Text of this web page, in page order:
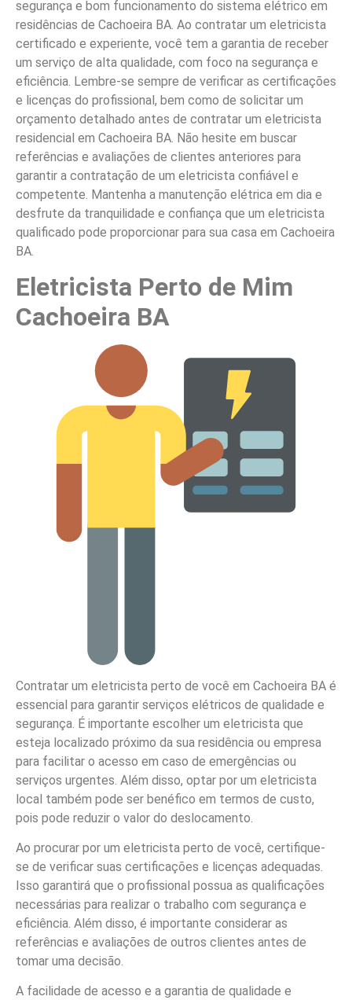
segurança e bom funcionamento do sistema elétrico em
residências de Cachoeira BA. Ao contratar um eletricista
certificado e experiente, você tem a garantia de receber
um serviço de alta qualidade, com foco na segurança e
eficiência. Lembre-se sempre de verificar as certificações
e licenças do profissional, bem como de solicitar um
orçamento detalhado antes de contratar um eletricista
residencial em Cachoeira BA. Não hesite em buscar
referências e avaliações de clientes anteriores para
garantir a contratação de um eletricista confiável e
competente. Mantenha a manutenção elétrica em dia e
desfrute da tranquilidade e confiança que um eletricista
qualificado pode proporcionar para sua casa em Cachoeira
BA.
Eletricista Perto de Mim
Cachoeira BA
Contratar um eletricista perto de você em Cachoeira BA é
essencial para garantir serviços elétricos de qualidade e
segurança. É importante escolher um eletricista que
esteja localizado próximo da sua residência ou empresa
para facilitar o acesso em caso de emergências ou
serviços urgentes. Além disso, optar por um eletricista
local também pode ser benéfico em termos de custo,
pois pode reduzir o valor do deslocamento.
Ao procurar por um eletricista perto de você, certifique-
se de verificar suas certificações e licenças adequadas.
Isso garantirá que o profissional possua as qualificações
necessárias para realizar o trabalho com segurança e
eficiência. Além disso, é importante considerar as
referências e avaliações de outros clientes antes de
tomar uma decisão.
A facilidade de acesso e a garantia de qualidade e